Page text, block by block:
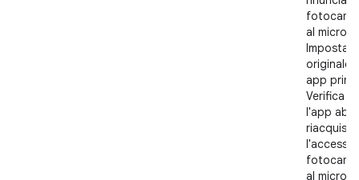
al
Imposta
originale
app
Verifica
l'app
l'accesso
al